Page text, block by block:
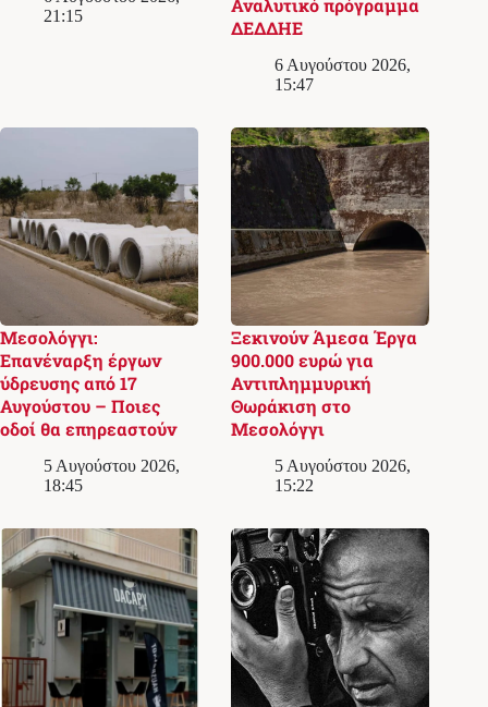
21:15
Αναλυτικό πρόγραμμα
ΔΕΔΔΗΕ
6 Αυγούστου 2026,
15:47
Μεσολόγγι:
Επανέναρξη έργων
ύδρευσης από 17
Αυγούστου – Ποιες
οδοί θα επηρεαστούν
5 Αυγούστου 2026,
18:45
Ξεκινούν Άμεσα Έργα
900.000 ευρώ για
Αντιπλημμυρική
Θωράκιση στο
Μεσολόγγι
5 Αυγούστου 2026,
15:22